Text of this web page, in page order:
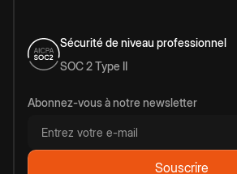
Sécurité de niveau professionnel
SOC 2 Type II
Abonnez-vous à notre newsletter